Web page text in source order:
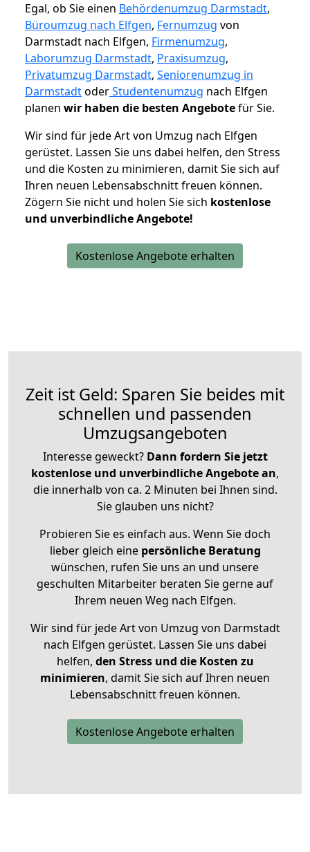
Egal, ob Sie einen Behördenumzug Darmstadt,
Büroumzug nach Elfgen, Fernumzug von
Darmstadt nach Elfgen, Firmenumzug,
Laborumzug Darmstadt, Praxisumzug,
Privatumzug Darmstadt, Seniorenumzug in
DarmstadtoderStudentenumzug nach Elfgen
planen wir haben die besten Angebotefür Sie.
Wir sind für jede Art von Umzug nach Elfgen
gerüstet. Lassen Sie uns dabei helfen, den Stress
und die Kosten zu minimieren, damit Sie sich auf
Ihren neuen Lebensabschnitt freuen können.
Zögern Sie nicht und holen Sie sich kostenlose
und unverbindliche Angebote!
Kostenlose Angebote erhalten
Zeit ist Geld: Sparen Sie beides mit
schnellen und passenden
Umzugsangeboten
Interesse geweckt? Dann fordern Sie jetzt
kostenlose und unverbindliche Angebote an,
die innerhalb von ca. 2 Minuten bei Ihnen sind.
Sie glauben uns nicht?
Probieren Sie es einfach aus. Wenn Sie doch
lieber gleich eine persönliche Beratung
wünschen, rufen Sie uns an und unsere
geschulten Mitarbeiter beraten Sie gerne auf
Ihrem neuen Weg nach Elfgen.
Wir sind für jede Art von Umzug von Darmstadt
nach Elfgen gerüstet. Lassen Sie uns dabei
helfen, den Stress und die Kosten zu
minimieren, damit Sie sich auf Ihren neuen
Lebensabschnitt freuen können.
Kostenlose Angebote erhalten